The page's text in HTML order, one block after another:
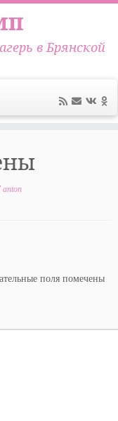
в Брянской
anton
поля помечены